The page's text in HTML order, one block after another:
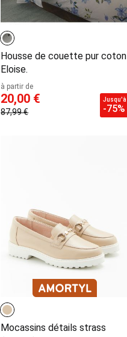
Housse de couette pur coton
Eloise.
à partir de
20,00 €
87,99 €
Jusqu'à
-75%
Mocassins détails strass